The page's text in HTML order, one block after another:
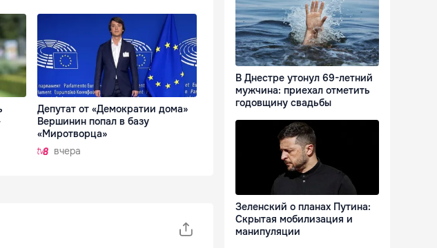
Депутат от «Демократии дома»
Вершинин попал в базу
«Миротворца»
вчера
В Днестре утонул 69-летний
мужчина: приехал отметить
годовщину свадьбы
Зеленский о планах Путина:
Скрытая мобилизация и
манипуляции